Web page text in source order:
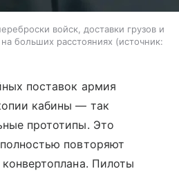
войск, доставки грузов и
больших расстояниях
источник:
поставок армия
кабины — так
прототипы. Это
повторяют
Пилоты